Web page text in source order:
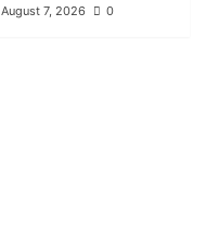
August 7, 2026
0